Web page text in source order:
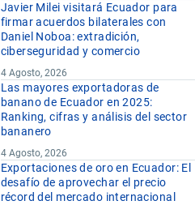
Javier Milei visitará Ecuador para
firmar acuerdos bilaterales con
Daniel Noboa: extradición,
ciberseguridad y comercio
4 Agosto, 2026
Las mayores exportadoras de
banano de Ecuador en 2025:
Ranking, cifras y análisis del sector
bananero
4 Agosto, 2026
Exportaciones de oro en Ecuador: El
desafío de aprovechar el precio
récord del mercado internacional